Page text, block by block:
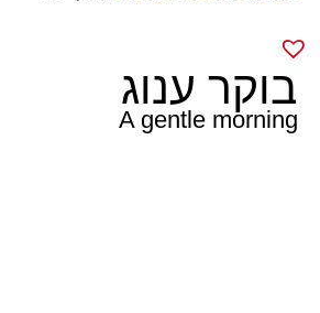
בוקר ענוג
A gentle morning